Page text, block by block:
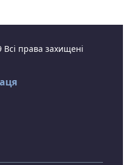
права захищені